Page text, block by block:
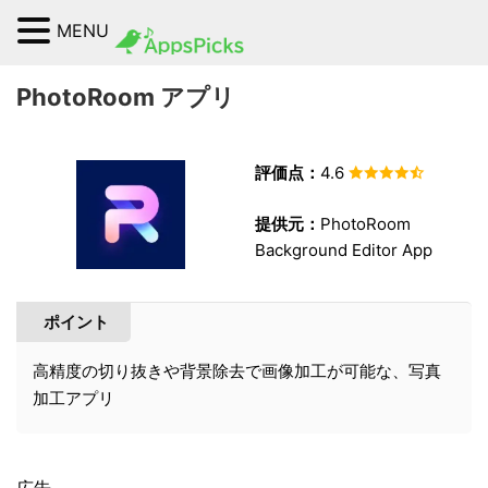
PhotoRoom アプリ
評価点： 4.6
提供元： PhotoRoom
Background Editor App
ポイント
高精度の切り抜きや背景除去で画像加工が可能な、写真
加工アプリ
MENU